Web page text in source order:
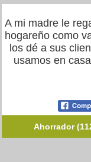
A mi madre le
hogareño como
los dé a sus
usamos en
Ahorrador